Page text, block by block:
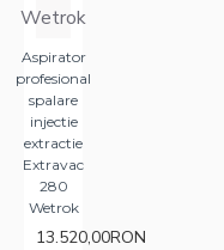
Wetrok
Aspirator
profesional
spalare
injectie
extractie
Extravac
280
Wetrok
13.520,00RON